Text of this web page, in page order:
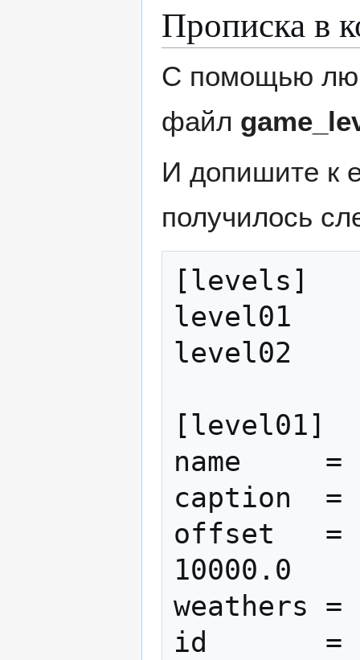
Прописка в
С помощью
файл
И допишите к
получилось
[levels]
level01
level02
[level01]
name
caption
offset   =
10000.0
weathers
id       =